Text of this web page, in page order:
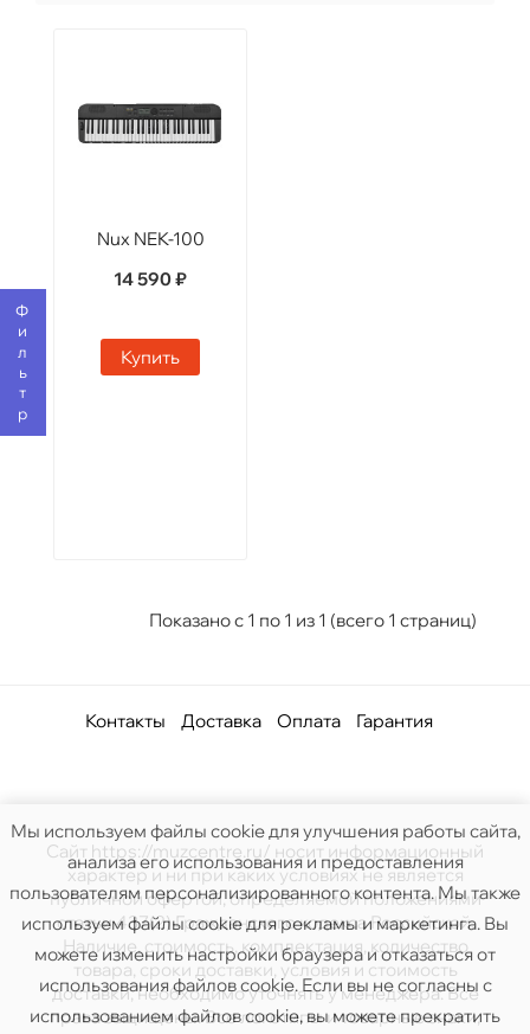
Фильтр
Nux NEK-100
14 590 ₽
Купить
Показано с 1 по 1 из 1 (всего 1 страниц)
Контакты Доставка Оплата Гарантия
Сайт https://muzcentre.ru/ носит информационный
характер и ни при каких условиях не является
публичной офертой, определяемой положениями
статьи 437(2) Гражданского кодекса Российской.
Наличие, стоимость, комплектация, количество
товара, сроки доставки, условия и стоимость
доставки, необходимо уточнять у менеджера. Все
права защищены. Все логотипы и товарные знаки,
Мы используем файлы cookie для улучшения работы сайта,
анализа его использования и предоставления
пользователям персонализированного контента. Мы также
используем файлы cookie для рекламы и маркетинга. Вы
можете изменить настройки браузера и отказаться от
использования файлов cookie. Если вы не согласны с
использованием файлов cookie, вы можете прекратить